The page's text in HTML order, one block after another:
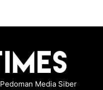
Pedoman Media Siber